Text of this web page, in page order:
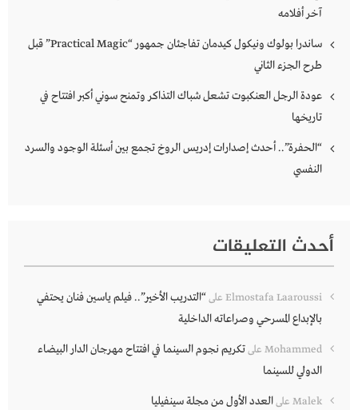
آخر أفلامه
ساندرا بولوك ونيكول كيدمان تفاجئان جمهور “Practical Magic” قبل
طرح الجزء الثاني
عودة الرجل العنكبوت تشعل شباك التذاكر وتمنح سوني أكبر افتتاح في
تاريخها
“الحفرة”.. أحدث إصدارات إدريس الروخ تجمع بين أسئلة الوجود والسرد
النفسي
أحدث التعليقات
Elmostafa Laaroussi على“التدريب الأخير”.. فيلم ياسين فنان يحتفي
بالإبداع المسرحي وصراعاته الداخلية
Mohammed علىتكريم نجوم السينما في افتتاح مهرجان الدار البيضاء
الدولي للسينما
Malek علىالعدد الأول من مجلة سينفيليا